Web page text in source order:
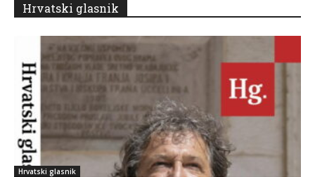
Hrvatski glasnik
Hrvatski glasnik